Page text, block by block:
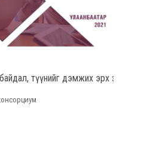
түүнийг дэмжих эрх зүйн